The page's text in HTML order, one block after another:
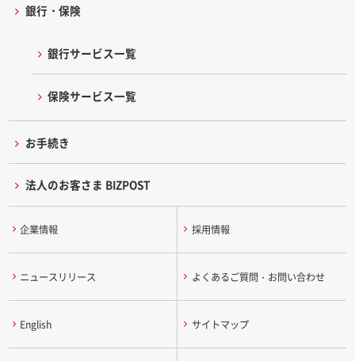
銀行・保険
銀行サービス一覧
保険サービス一覧
お手続き
法人のお客さま BIZPOST
企業情報 採用情報
ニュースリリース よくあるご質問・お問い合わせ
English サイトマップ